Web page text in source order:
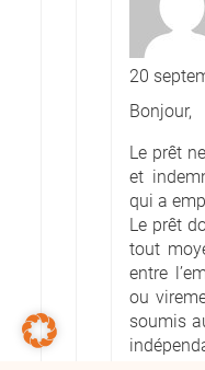
20
Bonjour,
Le prêt
et
qui a
Le prêt
tout
entre
ou
soumis